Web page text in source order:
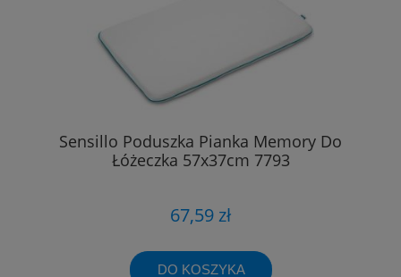
Sensillo Poduszka Pianka Memory Do
Łóżeczka 57x37cm 7793
67,59 zł
DO KOSZYKA